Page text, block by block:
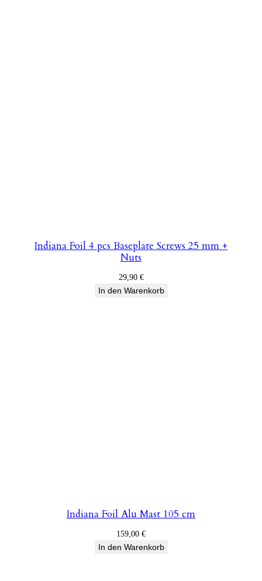
Indiana Foil 4 pcs Baseplate Screws 25 mm +
Nuts
29,90 €
In den Warenkorb
Indiana Foil Alu Mast 105 cm
159,00 €
In den Warenkorb